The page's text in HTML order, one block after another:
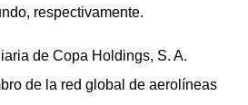
respectivamente.
de Copa Holdings, S. A.
de la red global de aerolíneas